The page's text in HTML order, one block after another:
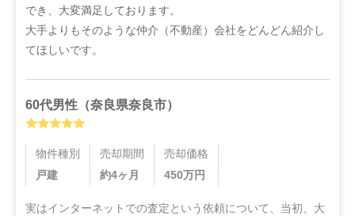
でき、大変満足しております。
大手よりもそのような仲介（不動産）会社をどんどん紹介し
てほしいです。
60代男性 （奈良県奈良市）
物件種別
戸建
売却期間
約4ヶ月
売却価格
450万円
実はインターネットでの査定という依頼について、当初、大